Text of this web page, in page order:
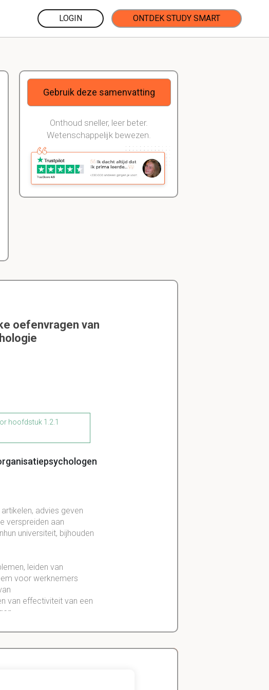
LOGIN ONTDEK STUDY SMART
Gebruik deze samenvatting
Onthoud sneller, leer beter.
Wetenschappelijk bewezen.
oefenvragen van
hoofdstuk 1.2.1
advies geven
verspreiden aan
universiteit, bijhouden
leiden van
voor werknemers
van effectiviteit van een
gericht op het oplossen